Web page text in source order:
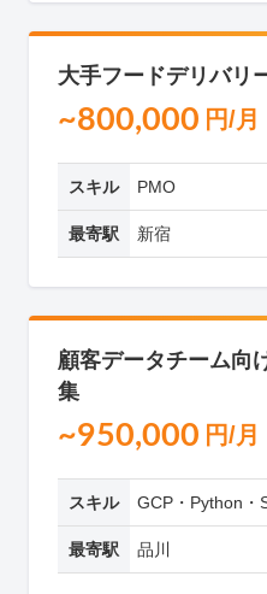
大手フードデリバリ
~800,000 円/月
スキル PMO
最寄駅 新宿
顧客データチーム向
集
~950,000 円/月
スキル GCP・Python・
最寄駅 品川